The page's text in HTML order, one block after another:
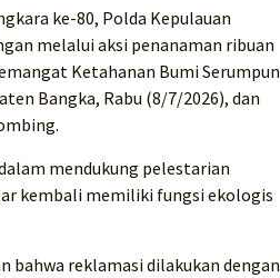
ke-80, Polda Kepulauan
melalui aksi penanaman ribuan
Ketahanan Bumi Serumpun
Bangka, Rabu (8/7/2026), dan
mendukung pelestarian
kembali memiliki fungsi ekologis
bahwa reklamasi dilakukan dengan